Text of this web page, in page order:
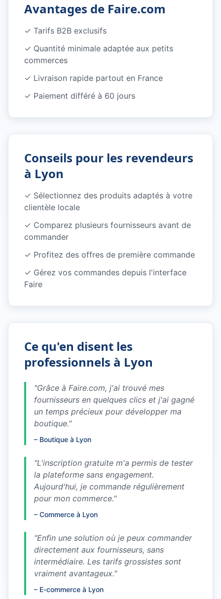
Avantages de Faire.com
✓ Tarifs B2B exclusifs
✓ Quantité minimale adaptée aux petits
commerces
✓ Livraison rapide partout en France
✓ Paiement différé à 60 jours
Conseils pour les revendeurs
à Lyon
✓ Sélectionnez des produits adaptés à votre
clientèle locale
✓ Comparez plusieurs fournisseurs avant de
commander
✓ Profitez des offres de première commande
✓ Gérez vos commandes depuis l'interface
Faire
Ce qu'en disent les
professionnels à Lyon
"Grâce à Faire.com, j'ai trouvé mes
fournisseurs en quelques clics et j'ai gagné
un temps précieux pour développer ma
boutique."
– Boutique à Lyon
"L'inscription gratuite m'a permis de tester
la plateforme sans engagement.
Aujourd'hui, je commande régulièrement
pour mon commerce."
– Commerce à Lyon
"Enfin une solution où je peux commander
directement aux fournisseurs, sans
intermédiaire. Les tarifs grossistes sont
vraiment avantageux."
– E-commerce à Lyon